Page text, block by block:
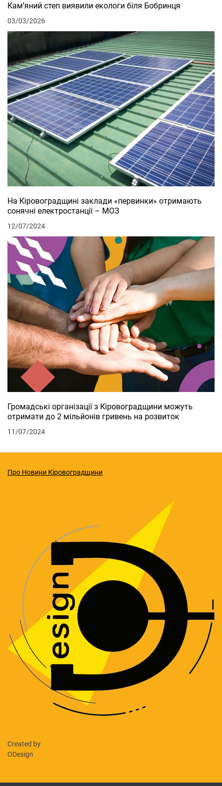
Кам’яний степ виявили екологи біля Бобринця
03/03/2026
На Кіровоградщині заклади «первинки» отримають
сонячні електростанції – МОЗ
12/07/2024
Громадські організації з Кіровоградщини можуть
отримати до 2 мільйонів гривень на розвиток
11/07/2024
Про Новини Кіровоградщини
Created by
ODesign